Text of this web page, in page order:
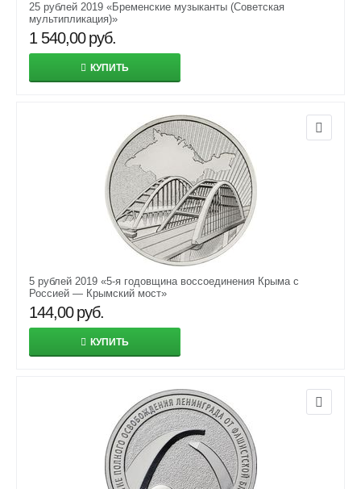
25 рублей 2019 «Бременские музыканты (Советская
мультипликация)»
1 540,00 руб.
КУПИТЬ
5 рублей 2019 «5-я годовщина воссоединения Крыма с
Россией — Крымский мост»
144,00 руб.
КУПИТЬ